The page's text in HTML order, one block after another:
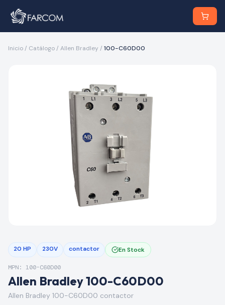
Inicio / Catálogo / Allen Bradley / 100-C60D00
20 HP 230V contactor En Stock
MPN: 100-C60D00
Allen Bradley 100-C60D00
Allen Bradley 100-C60D00 contactor